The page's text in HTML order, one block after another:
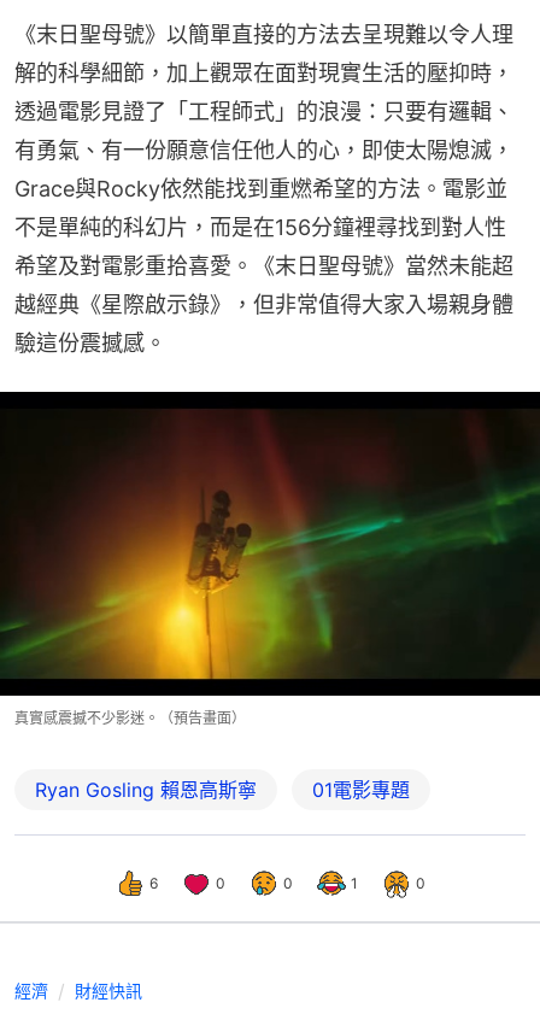
《末日聖母號》以簡單直接的方法去呈現難以令人理
解的科學細節，加上觀眾在面對現實生活的壓抑時，
透過電影見證了「工程師式」的浪漫：只要有邏輯、
有勇氣、有一份願意信任他人的心，即使太陽熄滅，
Grace與Rocky依然能找到重燃希望的方法。電影並
不是單純的科幻片，而是在156分鐘裡尋找到對人性
希望及對電影重拾喜愛。《末日聖母號》當然未能超
越經典《星際啟示錄》，但非常值得大家入場親身體
驗這份震撼感。
真實感震撼不少影迷。（預告畫面）
Ryan Gosling 賴恩高斯寧 01電影專題
6 0 0 1 0
經濟 財經快訊